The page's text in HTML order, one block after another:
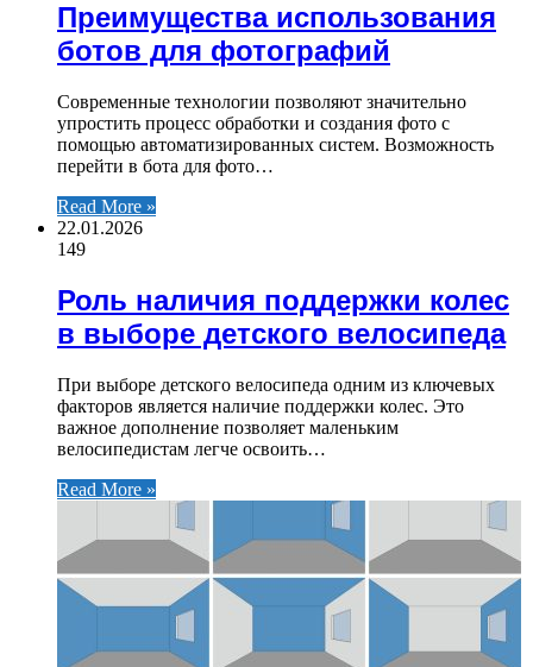
Преимущества использования
ботов для фотографий
Современные технологии позволяют значительно
упростить процесс обработки и создания фото с
помощью автоматизированных систем. Возможность
перейти в бота для фото…
Read More »
22.01.2026
149
Роль наличия поддержки колес
в выборе детского велосипеда
При выборе детского велосипеда одним из ключевых
факторов является наличие поддержки колес. Это
важное дополнение позволяет маленьким
велосипедистам легче освоить…
Read More »